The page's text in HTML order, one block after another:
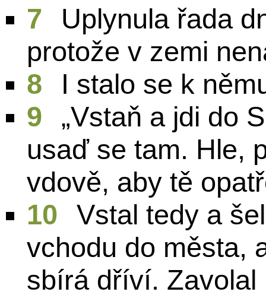
7
Uplynula řada
protože v zemi
8
I stalo se k
9
„Vstaň a jdi do
usaď se tam. Hle,
vdově, aby tě
10
Vstal tedy a
vchodu do města,
sbírá dříví. Zavolal